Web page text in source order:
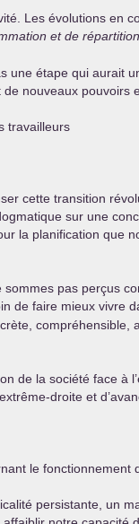
Les évolutions en
et de répartition
étape qui aurait
nouveaux pouvoirs
travailleurs
cette transition
sur une
la planification que
pas perçus
de faire mieux vivre
de la société face à
droite et
le fonctionnement
persistante, un